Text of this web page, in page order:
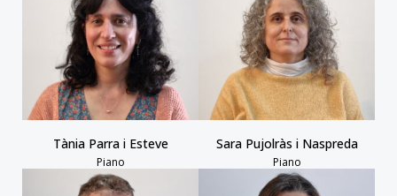
Tània Parra i Esteve
Piano
Sara Pujolràs i Naspreda
Piano